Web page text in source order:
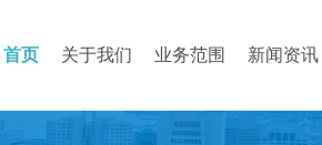
首页 关于我们 业务范围 新闻资讯